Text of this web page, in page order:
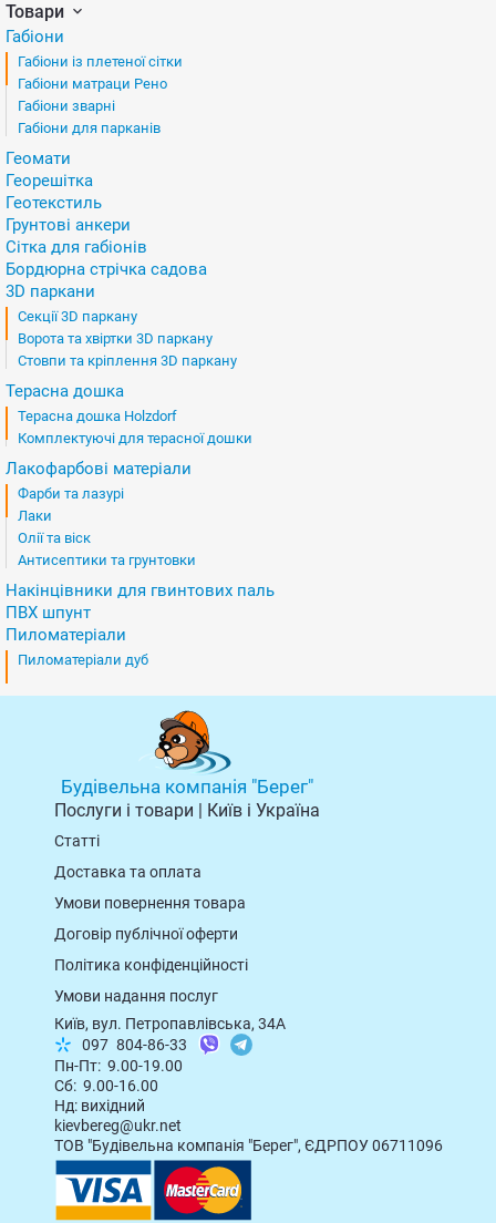
Товари
Габіони
Габіони із плетеної сітки
Габіони матраци Рено
Габіони зварні
Габіони для парканів
Геомати
Георешітка
Геотекстиль
Грунтові анкери
Сітка для габіонів
Бордюрна стрічка садова
3D паркани
Секції 3D паркану
Ворота та хвіртки 3D паркану
Стовпи та кріплення 3D паркану
Терасна дошка
Терасна дошка Holzdorf
Комплектуючі для терасної дошки
Лакофарбові матеріали
Фарби та лазурі
Лаки
Олії та віск
Антисептики та грунтовки
Накінцівники для гвинтових паль
ПВХ шпунт
Пиломатеріали
Пиломатеріали дуб
Будівельна компанія "Берег"
Послуги і товари | Київ і Україна
Статті
Доставка та оплата
Умови повернення товарa
Договір публічної оферти
Політика конфіденційності
Умови надання послуг
Київ, вул. Петропавлівська, 34А
097 804-86-33
Пн-Пт: 9.00-19.00
Сб: 9.00-16.00
Нд: вихідний
kievbereg@ukr.net
ТОВ "Будівельна компанія "Берег", ЄДРПОУ 06711096